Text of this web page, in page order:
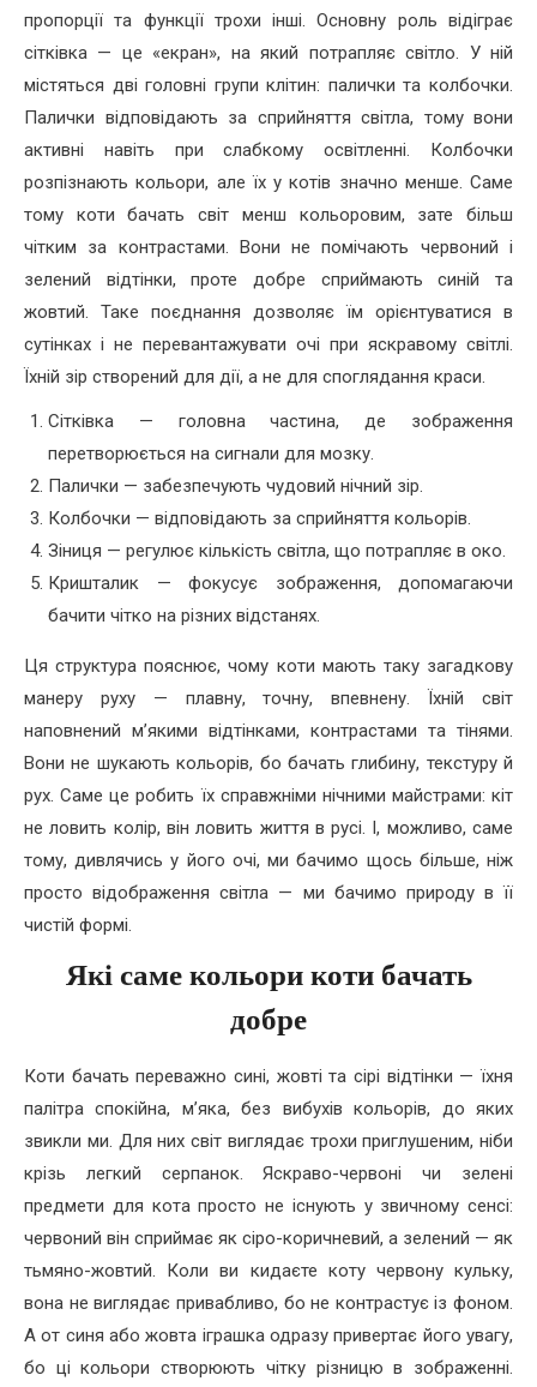
пропорції та функції трохи інші. Основну роль відіграє
сітківка — це «екран», на який потрапляє світло. У ній
містяться дві головні групи клітин: палички та колбочки.
Палички відповідають за сприйняття світла, тому вони
активні навіть при слабкому освітленні. Колбочки
розпізнають кольори, але їх у котів значно менше. Саме
тому коти бачать світ менш кольоровим, зате більш
чітким за контрастами. Вони не помічають червоний і
зелений відтінки, проте добре сприймають синій та
жовтий. Таке поєднання дозволяє їм орієнтуватися в
сутінках і не перевантажувати очі при яскравому світлі.
Їхній зір створений для дії, а не для споглядання краси.
Сітківка — головна частина, де зображення
перетворюється на сигнали для мозку.
Палички — забезпечують чудовий нічний зір.
Колбочки — відповідають за сприйняття кольорів.
Зіниця — регулює кількість світла, що потрапляє в око.
Кришталик — фокусує зображення, допомагаючи
бачити чітко на різних відстанях.
Ця структура пояснює, чому коти мають таку загадкову
манеру руху — плавну, точну, впевнену. Їхній світ
наповнений м’якими відтінками, контрастами та тінями.
Вони не шукають кольорів, бо бачать глибину, текстуру й
рух. Саме це робить їх справжніми нічними майстрами: кіт
не ловить колір, він ловить життя в русі. І, можливо, саме
тому, дивлячись у його очі, ми бачимо щось більше, ніж
просто відображення світла — ми бачимо природу в її
чистій формі.
Які саме кольори коти бачать
добре
Коти бачать переважно сині, жовті та сірі відтінки — їхня
палітра спокійна, м’яка, без вибухів кольорів, до яких
звикли ми. Для них світ виглядає трохи приглушеним, ніби
крізь легкий серпанок. Яскраво-червоні чи зелені
предмети для кота просто не існують у звичному сенсі:
червоний він сприймає як сіро-коричневий, а зелений — як
тьмяно-жовтий. Коли ви кидаєте коту червону кульку,
вона не виглядає привабливо, бо не контрастує із фоном.
А от синя або жовта іграшка одразу привертає його увагу,
бо ці кольори створюють чітку різницю в зображенні.